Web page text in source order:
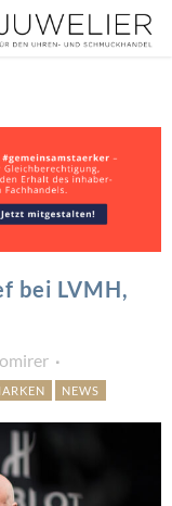
bei LVMH,
NEWS